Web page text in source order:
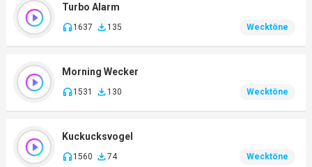
Turbo Alarm
1637 135 Wecktöne
Morning Wecker
1531 130 Wecktöne
Kuckucksvogel
1560 74 Wecktöne